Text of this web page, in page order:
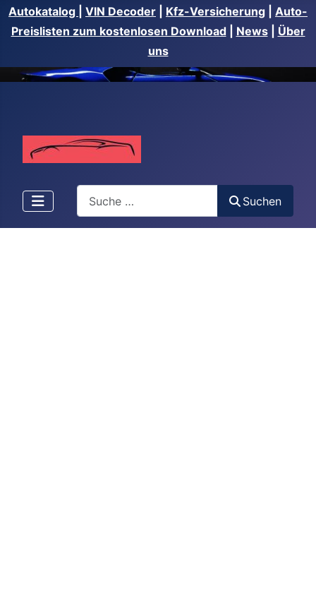
Autokatalog VIN Decoder Kfz-Versicherung
Auto-
Preislisten zum kostenlosen Download| News| Über
uns
Suchen